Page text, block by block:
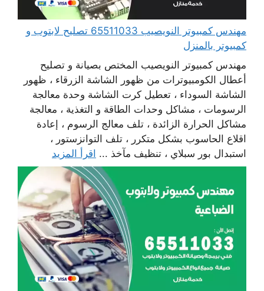
مهندس كمبيوتر النويصيب 65511033 تصليح لابتوب و
كمبيوتر بالمنزل
مهندس كمبيوتر النويصيب المختص بصيانة و تصليح
أعطال الكومبيوترات من ظهور الشاشة الزرقاء ، ظهور
الشاشة السوداء ، تعطيل كرت الشاشة وحدة معالجة
الرسومات ، مشاكل وحدات الطاقة و التغذية ، معالجة
مشاكل الحرارة الزائدة ، تلف معالج الرسوم ، إعادة
اقلاع الحاسوب بشكل متكرر ، تلف التوانزستور ،
استبدال بور سبلاي ، تنظيف مآخذ ... اقرأ المزيد